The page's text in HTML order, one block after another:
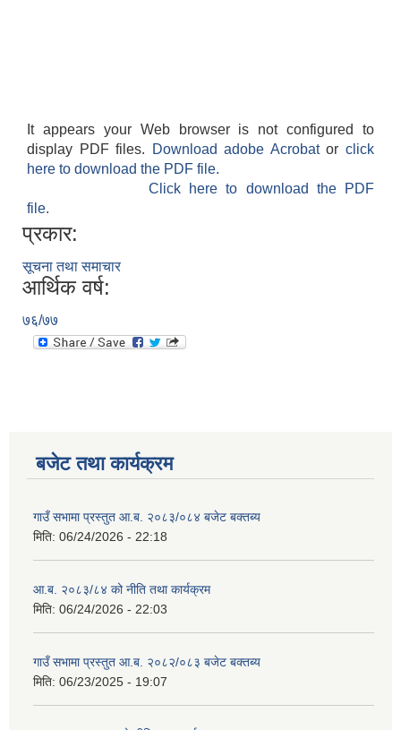
It appears your Web browser is not configured to
display PDF files.
Download adobe Acrobatorclick
here to download the PDF file.
Click here to download the PDF
file.
प्रकार:
सूचना तथा समाचार
आर्थिक वर्ष:
७६/७७
बजेट तथा कार्यक्रम
गाउँ सभामा प्रस्तुत आ.ब. २०८३/०८४ बजेट बक्तब्य
मिति: 06/24/2026 - 22:18
आ.ब. २०८३/८४ को नीति तथा कार्यक्रम
मिति: 06/24/2026 - 22:03
गाउँ सभामा प्रस्तुत आ.ब. २०८२/०८३ बजेट बक्तब्य
मिति: 06/23/2025 - 19:07